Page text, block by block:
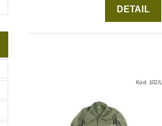
DETAIL
Kód: 102/L